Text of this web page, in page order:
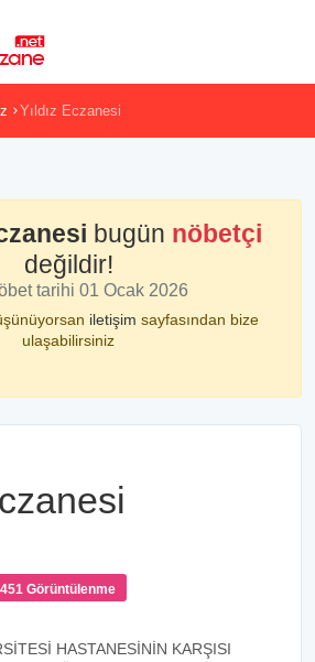
Yıldız Eczanesi
bugün nöbetçi
değildir!
tarihi 01 Ocak 2026
iletişim sayfasından bize
ulaşabilirsiniz
451 Görüntülenme
HASTANESİNİN KARŞISI